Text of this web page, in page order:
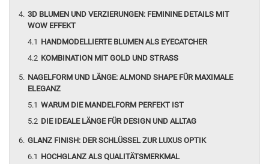
3D BLUMEN UND VERZIERUNGEN: FEMININE DETAILS MIT
WOW EFFEKT
HANDMODELLIERTE BLUMEN ALS EYECATCHER
KOMBINATION MIT GOLD UND STRASS
NAGELFORM UND LÄNGE: ALMOND SHAPE FÜR MAXIMALE
ELEGANZ
WARUM DIE MANDELFORM PERFEKT IST
DIE IDEALE LÄNGE FÜR DESIGN UND ALLTAG
GLANZ FINISH: DER SCHLÜSSEL ZUR LUXUS OPTIK
HOCHGLANZ ALS QUALITÄTSMERKMAL